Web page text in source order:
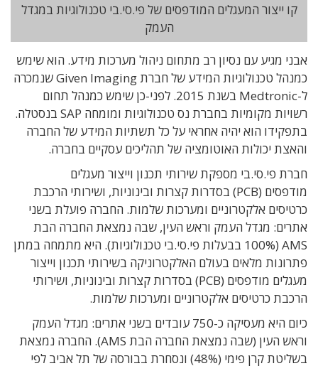
קו ייצור המעגלים המודפסים של פי.סי.בי טכנולוגיות במגדל
העמק
אבני מגיע עם נסיון רב מתחום ניהול מערכות מידע. הוא שימש
כמנהל טכנולוגיות המידע של חברת Given Imaging שנמכרה
ל-Medtronic בשנת 2015. לפני-כן שימש כמנהל תחום
רשויות מקומיות בחברת נס טכנולוגיות ומומחה SAP בנסטלה.
בתפקידו הוא יהיה אחראי על כל תשתיות המידע של החברה
והאצת יכולות האוטומציה של תהליכים עסקיים בחברה.
חברת פי.סי.בי מספקת שירותי תכנון וייצור מעגלים
מודפסים (PCB) בסדרות קצרות ובינוניות, ושירותי הרכבת
כרטיסים אלקטרוניים ומערכות שלמות. החברה פועלת בשני
אתרים: מגדל העמק וראש העין, שבה נמצאת החברה הבת
AMS (100% בבעלות פי.סי.בי טכנולוגיות). היא
מתמחה במתן
פתרונות מלאים בעולם האלקטרוניקה בשירותי תכנון וייצור
מעגלים מודפסים (PCB) בסדרות קצרות ובינוניות, ושירותי
הרכבת כרטיסים אלקטרוניים ומערכות שלמות.
כיום היא מעסיקה כ-750 עובדים בשני אתרים: מגדל העמק
וראש העין (שבה נמצאת החברה הבת AMS).
החברה נמצאת
בשליטת קרן פימי (48%) ונסחרת בבורסה של תל אביב לפי